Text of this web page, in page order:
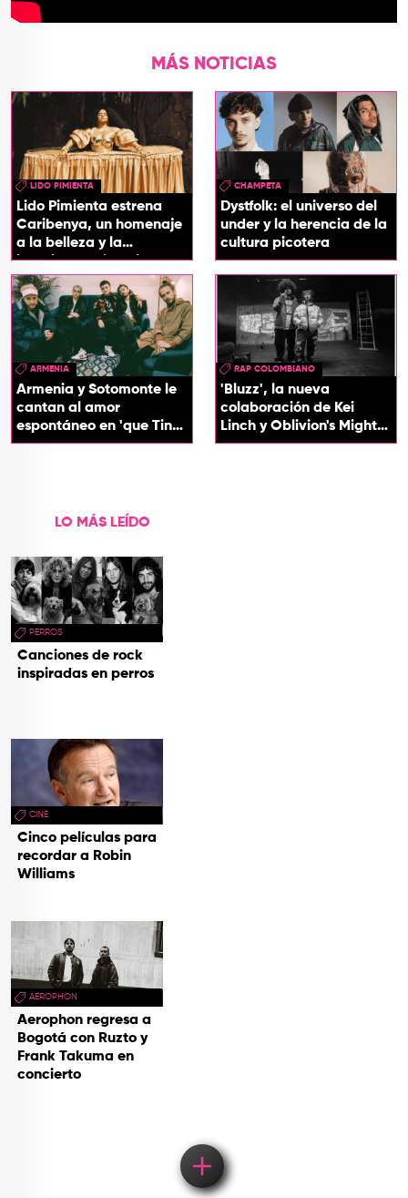
MÁS NOTICIAS
LIDO PIMIENTA
Lido Pimienta estrena
Caribenya, un homenaje
a la belleza y la
identidad del Caribe
CHAMPETA
Dystfolk: el universo del
under y la herencia de la
cultura picotera
ARMENIA
Armenia y Sotomonte le
cantan al amor
espontáneo en 'que Tin
que Tan'
RAP COLOMBIANO
'Bluzz', la nueva
colaboración de Kei
Linch y Oblivion's Mighty
Trash
LO MÁS LEÍDO
PERROS
Canciones de rock
inspiradas en perros
CINE
Cinco películas para
recordar a Robin
Williams
AEROPHON
Aerophon regresa a
Bogotá con Ruzto y
Frank Takuma en
concierto